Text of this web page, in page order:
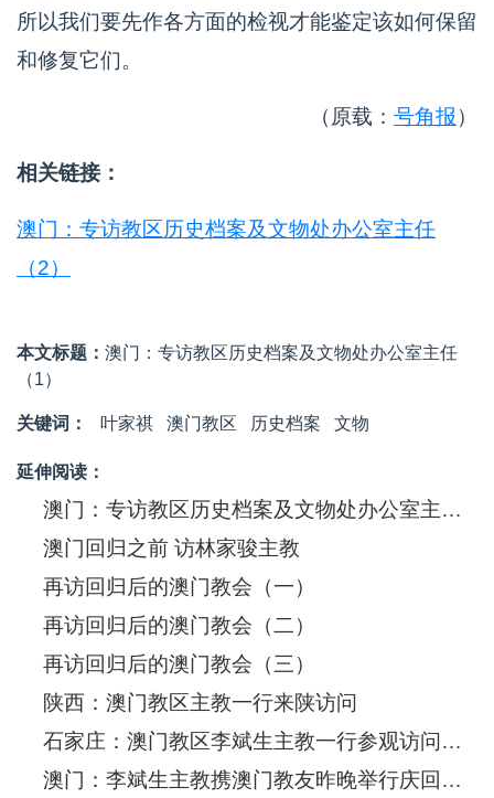
所以我们要先作各方面的检视才能鉴定该如何保留
和修复它们。
（原载： 号角报）
相关链接：
澳门：专访教区历史档案及文物处办公室主任
（2）
本文标题： 澳门：专访教区历史档案及文物处办公室主任
（1）
关键词： 叶家祺 澳门教区 历史档案 文物
延伸阅读：
澳门：专访教区历史档案及文物处办公室主任（2）
澳门回归之前 访林家骏主教
再访回归后的澳门教会（一）
再访回归后的澳门教会（二）
再访回归后的澳门教会（三）
陕西：澳门教区主教一行来陕访问
石家庄：澳门教区李斌生主教一行参观访问河北天主教神哲学院
澳门：李斌生主教携澳门教友昨晚举行庆回归晚祷会